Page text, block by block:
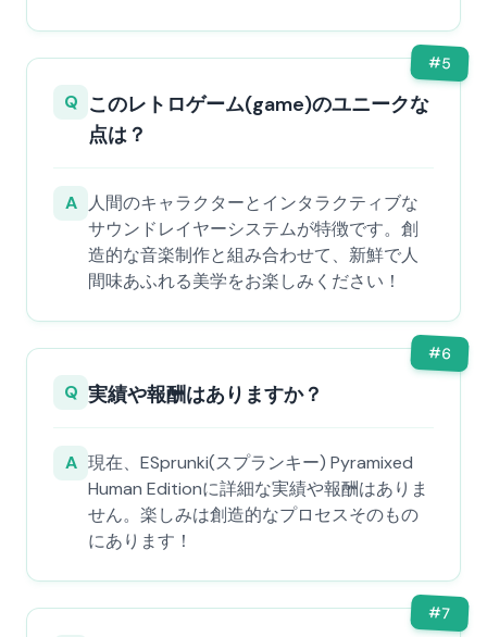
#5
Q このレトロゲーム(game)のユニークな
点は？
A 人間のキャラクターとインタラクティブな
サウンドレイヤーシステムが特徴です。創
造的な音楽制作と組み合わせて、新鮮で人
間味あふれる美学をお楽しみください！
#6
Q 実績や報酬はありますか？
A 現在、ESprunki(スプランキー) Pyramixed
Human Editionに詳細な実績や報酬はありま
せん。楽しみは創造的なプロセスそのもの
にあります！
#7